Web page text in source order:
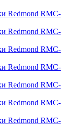
Redmond RMC-
Redmond RMC-
Redmond RMC-
Redmond RMC-
Redmond RMC-
Redmond RMC-
Redmond RMC-